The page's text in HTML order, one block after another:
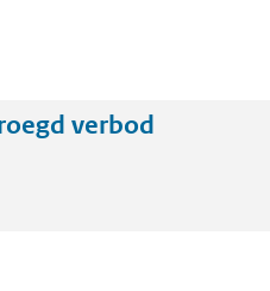
verbod